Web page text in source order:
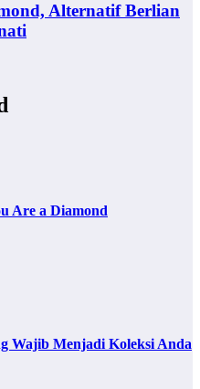
Alternatif Berlian
Are a Diamond
Wajib Menjadi Koleksi Anda